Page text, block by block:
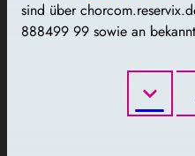
sind über
888499 99 sowie an